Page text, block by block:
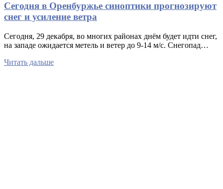
Сегодня в Оренбуржье синоптики прогнозируют
снег и усиление ветра
Сегодня, 29 декабря, во многих районах днём будет идти снег,
на западе ожидается метель и ветер до 9-14 м/с. Снегопад…
Читать дальше